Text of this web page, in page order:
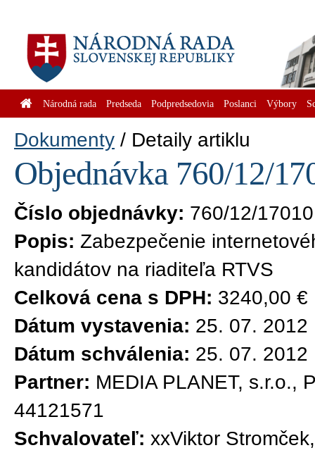
Národná rada Predseda Podpredsedovia Poslanci Výbory
Dokumenty Detaily artiklu
Objednávka 760/12/
Číslo objednávky: 760/12/17010
Popis: Zabezpečenie
kandidátov na riaditeľa RTVS
Celková cena s DPH: 3240,00 €
Dátum vystavenia: 25. 07. 2012
Dátum schválenia: 25. 07. 2012
Partner: MEDIA PLANET, s.r.o.,
44121571
Schvalovateľ: xxViktor